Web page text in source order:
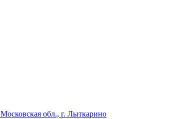
Московская обл., г. Лыткарино